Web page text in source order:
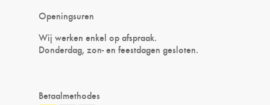
Openingsuren
Wij werken enkel op afspraak.
Donderdag, zon- en feestdagen gesloten.
Betaalmethodes